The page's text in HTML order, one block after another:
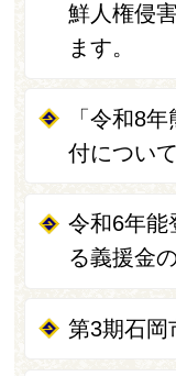
鮮人権侵
ます。
「令和8
付について
令和6年能
る義援金
第3期石岡